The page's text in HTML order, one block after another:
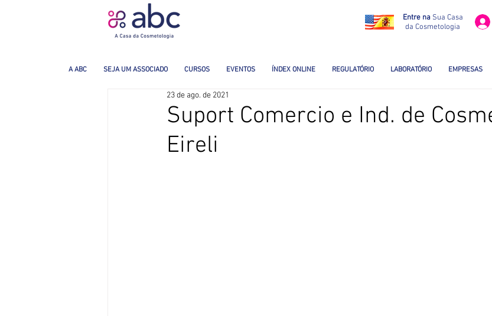
Entre na Sua Casa
da Cosmetologia
A ABC SEJA UM ASSOCIADO CURSOS EVENTOS ÍNDEX ONLINE REGULATÓRIO LABORATÓRIO EMPRESAS
Suport Comercio e Ind. de
Eireli
23 de ago. de 2021